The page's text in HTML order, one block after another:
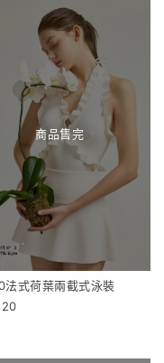
商品售完
法式荷葉兩截式泳裝